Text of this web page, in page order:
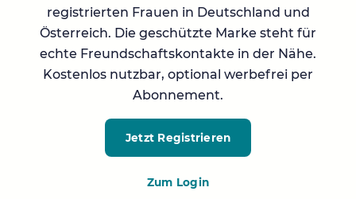
registrierten Frauen in Deutschland und
Österreich. Die geschützte Marke steht für
echte Freundschaftskontakte in der Nähe.
Kostenlos nutzbar, optional werbefrei per
Abonnement.
Jetzt Registrieren
Zum Login